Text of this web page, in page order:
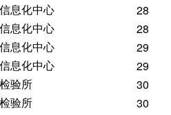
息化中心
28
息化中心
28
息化中心
29
息化中心
29
验所
30
验所
30